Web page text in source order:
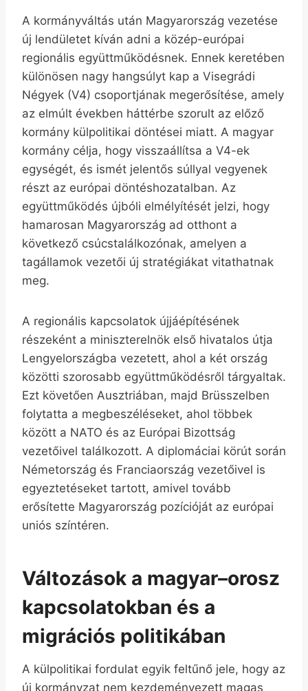
A kormányváltás után Magyarország vezetése
új lendületet kíván adni a közép-európai
regionális együttműködésnek. Ennek keretében
különösen nagy hangsúlyt kap a Visegrádi
Négyek (V4) csoportjának megerősítése, amely
az elmúlt években háttérbe szorult az előző
kormány külpolitikai döntései miatt. A magyar
kormány célja, hogy visszaállítsa a V4-ek
egységét, és ismét jelentős súllyal vegyenek
részt az európai döntéshozatalban. Az
együttműködés újbóli elmélyítését jelzi, hogy
hamarosan Magyarország ad otthont a
következő csúcstalálkozónak, amelyen a
tagállamok vezetői új stratégiákat vitathatnak
meg.
A regionális kapcsolatok újjáépítésének
részeként a miniszterelnök első hivatalos útja
Lengyelországba vezetett, ahol a két ország
közötti szorosabb együttműködésről tárgyaltak.
Ezt követően Ausztriában, majd Brüsszelben
folytatta a megbeszéléseket, ahol többek
között a NATO és az Európai Bizottság
vezetőivel találkozott. A diplomáciai körút során
Németország és Franciaország vezetőivel is
egyeztetéseket tartott, amivel tovább
erősítette Magyarország pozícióját az európai
uniós színtéren.
Változások a magyar–orosz
kapcsolatokban és a
migrációs politikában
A külpolitikai fordulat egyik feltűnő jele, hogy az
új kormányzat nem kezdeményezett magas